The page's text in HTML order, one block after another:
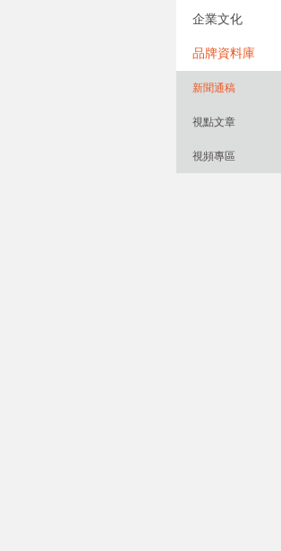
企業文化
品牌資料庫
新聞通稿
視點文章
視頻專區